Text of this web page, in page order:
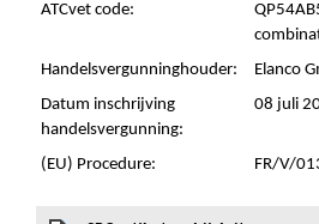
ATCvet code:
Handelsvergunninghouder:
Elanco
Datum inschrijving
handelsvergunning:
08 juli
(EU) Procedure: FR/V/